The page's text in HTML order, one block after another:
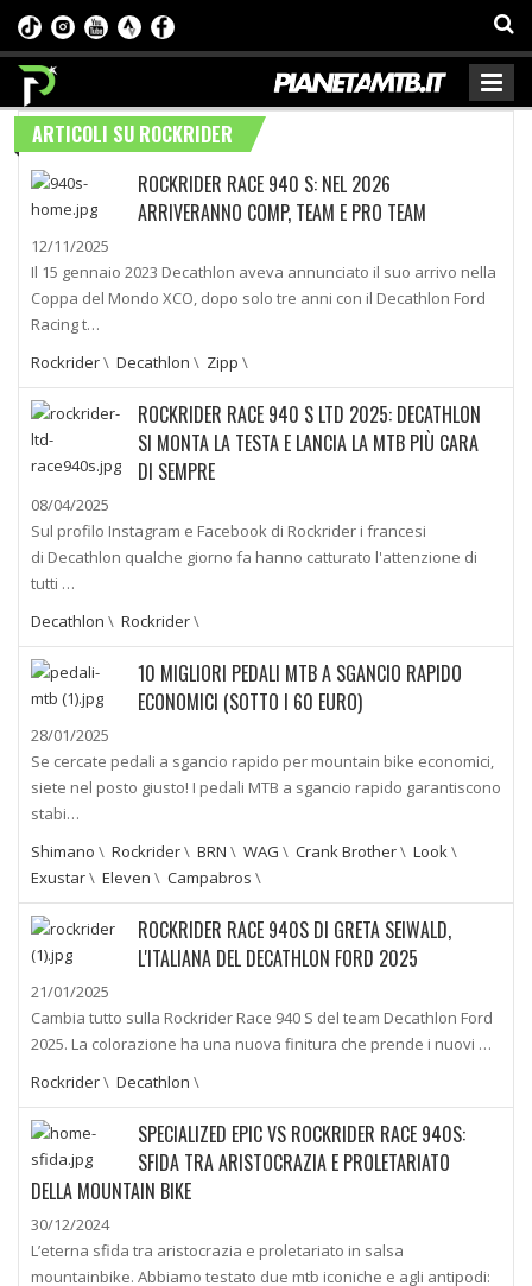
ARTICOLI SU ROCKRIDER
ROCKRIDER RACE 940 S: NEL 2026
ARRIVERANNO COMP, TEAM E PRO TEAM
12/11/2025
Il 15 gennaio 2023 Decathlon aveva annunciato il suo arrivo nella
Coppa del Mondo XCO, dopo solo tre anni con il Decathlon Ford
Racing t…
Rockrider\ Decathlon \ Zipp \
ROCKRIDER RACE 940 S LTD 2025: DECATHLON
SI MONTA LA TESTA E LANCIA LA MTB PIÙ CARA
DI SEMPRE
08/04/2025
Sul profilo Instagram e Facebook di Rockrider i francesi
di Decathlon qualche giorno fa hanno catturato l'attenzione di
tutti …
Decathlon \ Rockrider\
10 MIGLIORI PEDALI MTB A SGANCIO RAPIDO
ECONOMICI (SOTTO I 60 EURO)
28/01/2025
Se cercate pedali a sgancio rapido per mountain bike economici,
siete nel posto giusto! I pedali MTB a sgancio rapido garantiscono
stabi…
Shimano \ Rockrider\ BRN \ WAG \ Crank Brother\ Look \
Exustar\ Eleven \ Campabros \
ROCKRIDER RACE 940S DI GRETA SEIWALD,
L'ITALIANA DEL DECATHLON FORD 2025
21/01/2025
Cambia tutto sulla Rockrider Race 940 S del team Decathlon Ford
2025. La colorazione ha una nuova finitura che prende i nuovi …
Rockrider\ Decathlon \
SPECIALIZED EPIC VS ROCKRIDER RACE 940S:
SFIDA TRA ARISTOCRAZIA E PROLETARIATO
DELLA MOUNTAIN BIKE
30/12/2024
L’eterna sfida tra aristocrazia e proletariato in salsa
mountainbike. Abbiamo testato due mtb iconiche e agli antipodi: